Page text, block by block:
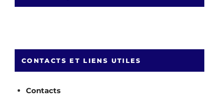
CONTACTS ET LIENS UTILES
Contacts